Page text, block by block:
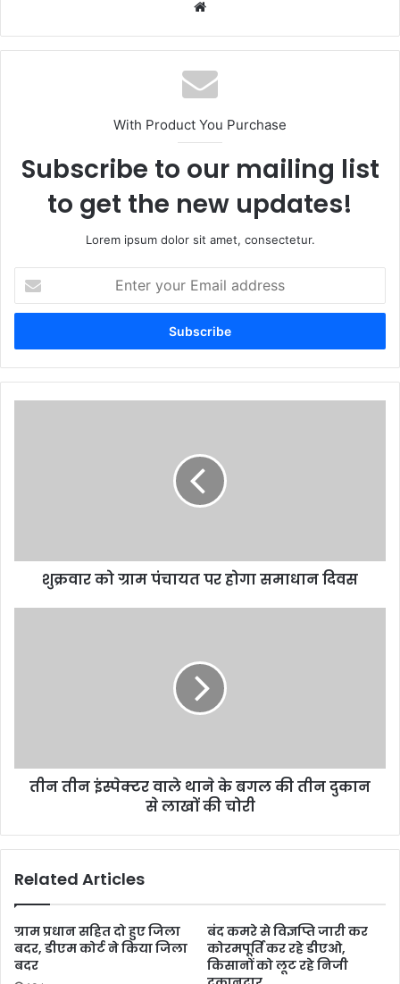
With Product You Purchase
Subscribe to our mailing list
to get the new updates!
Lorem ipsum dolor sit amet, consectetur.
your
Email
शुक्रवार को ग्राम पंचायत पर होगा समाधान दिवस
तीन तीन इंस्पेक्टर वाले थाने के बगल की तीन दुकान
से लाखों की चोरी
Related Articles
ग्राम प्रधान सहित दो हुए जिला
बदर, डीएम कोर्ट ने किया जिला
बदर
बंद कमरे से विज्ञप्ति जारी कर
कोरमपूर्ति कर रहे डीएओ,
किसानों को लूट रहे निजी